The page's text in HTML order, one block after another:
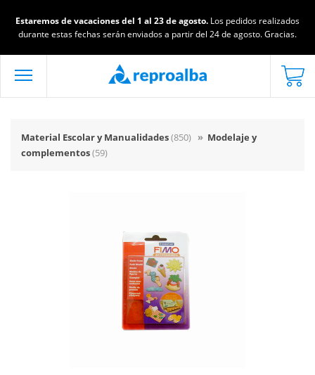
Estaremos de vacaciones del 1 al 23 de agosto. Los pedidos realizados
durante estas fechas serán enviados a partir del 24 de agosto. Gracias.
Material Escolar y Manualidades(850) » Modelaje y
complementos(59)